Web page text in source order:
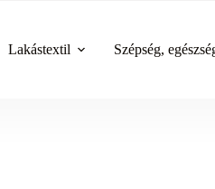
Lakástextil Szépség,